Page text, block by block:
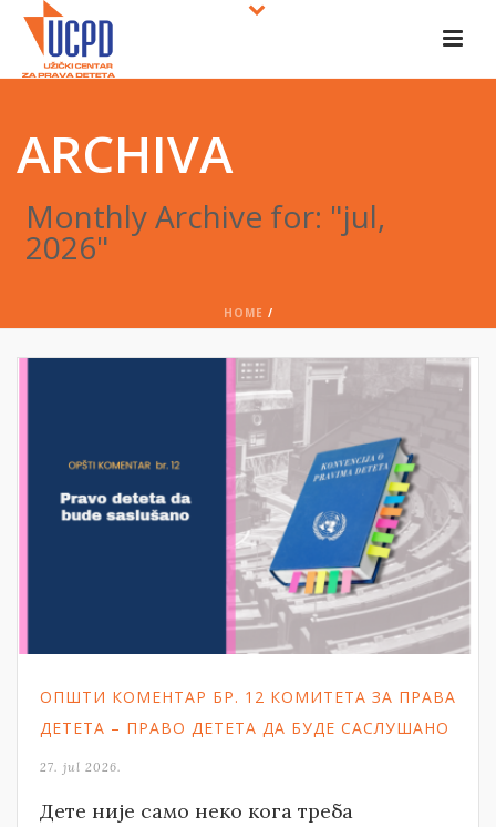
ARCHIVA
Monthly Archive for: "jul,
2026"
HOME /
ОПШТИ КОМЕНТАР БР. 12 КОМИТЕТА ЗА ПРАВА
ДЕТЕТА – ПРАВО ДЕТЕТА ДА БУДЕ САСЛУШАНО
27. jul 2026.
Дете није само неко кога треба